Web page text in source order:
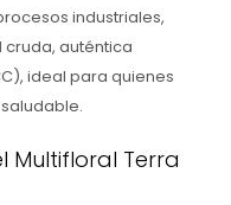
industriales,
cruda, auténtica
ideal para quienes
Multifloral Terra